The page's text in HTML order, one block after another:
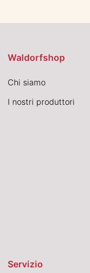
Waldorfshop
Chi siamo
I nostri produttori
Servizio